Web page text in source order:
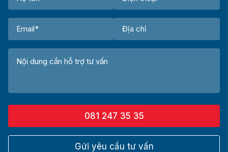
081 247 35 35
Gửi yêu cầu tư vấn